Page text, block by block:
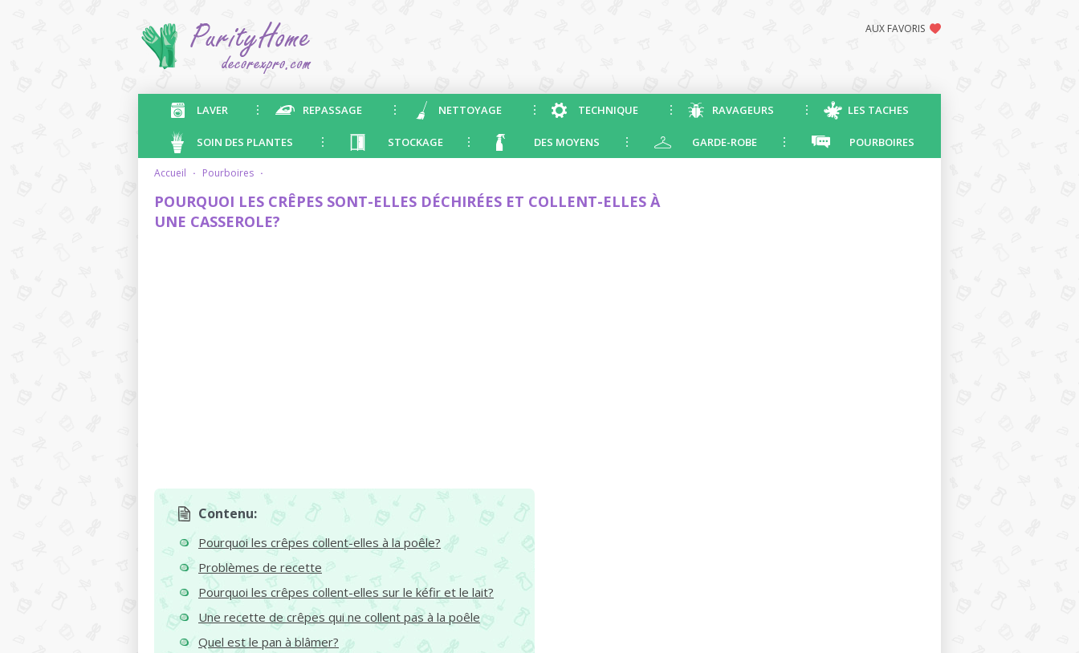
AUX FAVORIS
LAVER REPASSAGE NETTOYAGE TECHNIQUE RAVAGEURS LES TACHES
SOIN DES PLANTES STOCKAGE DES MOYENS GARDE-ROBE POURBOIRES
accueil · pourboires ·
POURQUOI LES CRÊPES SONT-ELLES DÉCHIRÉES ET COLLENT-ELLES À
UNE CASSEROLE?
Contenu:
Pourquoi les crêpes collent-elles à la poêle?
Problèmes de recette
Pourquoi les crêpes collent-elles sur le kéfir et le lait?
Une recette de crêpes qui ne collent pas à la poêle
Quel est le pan à blâmer?